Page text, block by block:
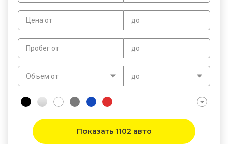
Цена от до
Пробег от до
Объем от до
Показать 1102 авто